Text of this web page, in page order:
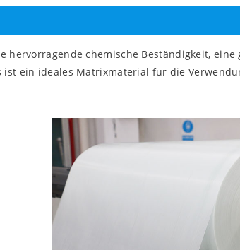
hervorragende chemische Beständigkeit, eine
ein ideales Matrixmaterial für die